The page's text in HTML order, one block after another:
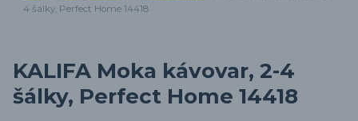
4 šálky, Perfect Home 14418
KALIFA Moka kávovar, 2-4
šálky, Perfect Home 14418